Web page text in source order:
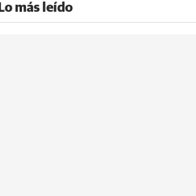
Lo más leído